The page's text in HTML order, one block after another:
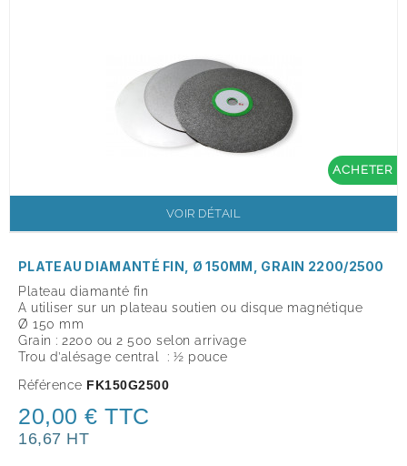
ACHETER
VOIR DÉTAIL
PLATEAU DIAMANTÉ FIN, Ø 150MM, GRAIN 2200/2500
Plateau diamanté fin
A utiliser sur un plateau soutien ou disque magnétique
Ø 150 mm
Grain : 2200 ou 2 500 selon arrivage
Trou d’alésage central : ½ pouce
Référence FK150G2500
20,00 € TTC
16,67 HT